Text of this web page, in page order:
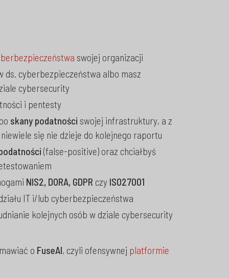
swojej organizacji
cyberbezpieczeństwa albo masz
cybersecurity
i pentesty
skany podatności swojej infrastruktury, a z
się nie dzieje do kolejnego raportu
(false-positive) oraz chciałbyś
NIS2, DORA, GDPR czy ISO27001
IT i/lub cyberbezpieczeństwa
kolejnych osób w dziale cybersecurity
o FuseAI, czyli ofensywnej platformie